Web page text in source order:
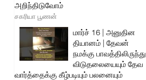
அறிந்திடுவோம்
சகரியா பூணன்
மார்ச் 16 | அனுதின
தியானம் | தேவன்
நமக்கு பாவத்திலிருந்து
விடுதலையையும் தேவ
வார்த்தைக்கு கீழ்படியும் பலனையும்